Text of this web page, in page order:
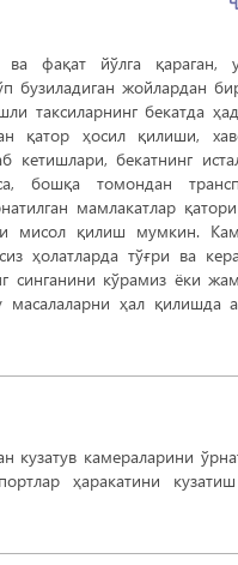
фақат йўлга қараган,
бузиладиган жойлардан
таксиларнинг бекатда
қатор ҳосил қилиши,
кетишлари, бекатнинг
бошқа томондан
мамлакатлар
мисол қилиш мумкин.
ҳолатларда тўғри ва
синганини кўрамиз ёки
масалаларни ҳал қилишда
кузатув камераларини
ҳаракатини